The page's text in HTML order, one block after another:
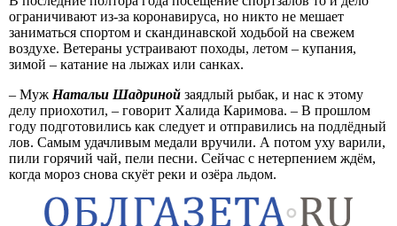
ограничивают из-за коронавируса, но никто не мешает
заниматься спортом и скандинавской ходьбой на свежем
воздухе. Ветераны устраивают походы, летом – купания,
зимой – катание на лыжах или санках.
– Муж Натальи Шадриной заядлый рыбак, и нас к этому
делу приохотил, – говорит Халида Каримова. – В прошлом
году подготовились как следует и отправились на подлёдный
лов. Самым удачливым медали вручили. А потом уху варили,
пили горячий чай, пели песни. Сейчас с нетерпением ждём,
когда мороз снова скуёт реки и озёра льдом.